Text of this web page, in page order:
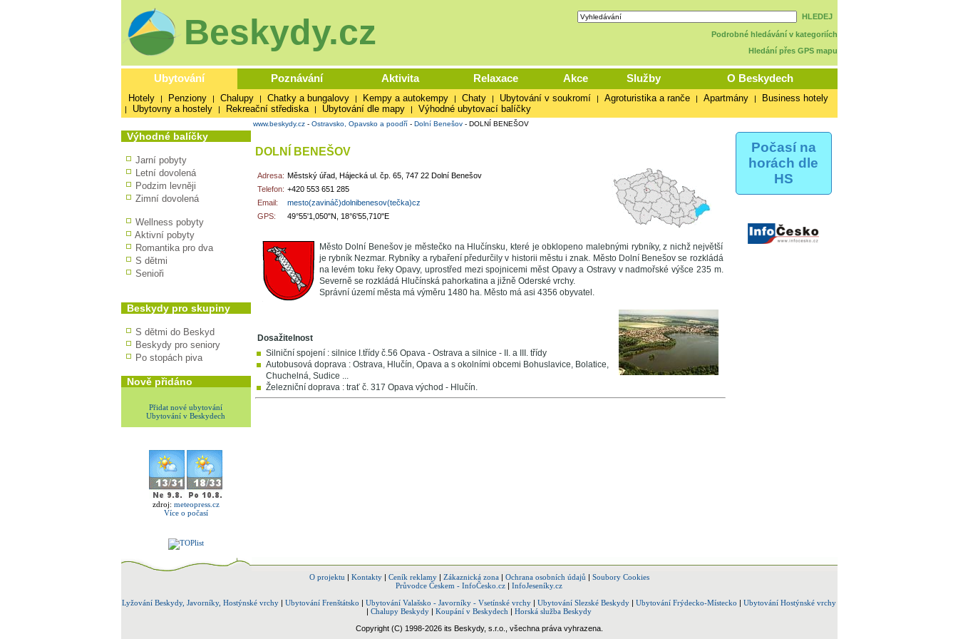
Beskydy.cz HLEDEJ
Podrobné hledávání v kategoriích
Hledání přes GPS mapu
Ubytování Poznávání Aktivita Relaxace Akce Služby O Beskydech
Hotely | Penziony | Chalupy | Chatky a bungalovy | Kempy a autokempy | Chaty | Ubytování v soukromí | Agroturistika a ranče | Apartmány | Business hotely
| Ubytovny a hostely | Rekreační střediska | Ubytování dle mapy | Výhodné ubytovací balíčky
Výhodné balíčky
Jarní pobyty
Letní dovolená
Podzim levněji
Zimní dovolená
Wellness pobyty
Aktivní pobyty
Romantika pro dva
S dětmi
Senioři
Beskydy pro skupiny
S dětmi do Beskyd
Beskydy pro seniory
Po stopách piva
Nově přidáno
Přidat nové ubytování
Ubytování v Beskydech
zdroj: meteopress.cz
Více o počasí
www.beskydy.cz- Ostravsko, Opavsko a poodří- Dolní Benešov- DOLNÍ BENEŠOV
DOLNÍ BENEŠOV
Adresa: Městský úřad, Hájecká ul. čp. 65, 747 22 Dolní Benešov
Telefon: +420 553 651 285
Email:
mesto(zavináč)dolnibenesov(tečka)cz
GPS:
49°55'1,050"N, 18°6'55,710"E
Město Dolní Benešov je městečko na Hlučínsku, které je obklopeno malebnými rybníky, z nichž největší
je rybník Nezmar. Rybníky a rybaření předurčily v historii městu i znak. Město Dolní Benešov se rozkládá
na levém toku řeky Opavy, uprostřed mezi spojnicemi měst Opavy a Ostravy v nadmořské výšce 235 m.
Severně se rozkládá Hlučínská pahorkatina a jižně Oderské vrchy.
Správní území města má výměru 1480 ha. Město má asi 4356 obyvatel.
Dosažitelnost
Silniční spojení : silnice I.třídy č.56 Opava - Ostrava a silnice - II. a III. třídy
Autobusová doprava : Ostrava, Hlučín, Opava a s okolními obcemi Bohuslavice, Bolatice,
Chuchelná, Sudice ...
Železniční doprava : trať č. 317 Opava východ - Hlučín.
Počasí na
horách dle
HS
O projektu | Kontakty| Ceník reklamy| Zákaznická zona| Ochrana osobních údajů | Soubory Cookies
Průvodce Českem - InfoČesko.cz | InfoJeseníky.cz
Lyžování Beskydy, Javorníky, Hostýnské vrchy | Ubytování Frenštátsko | Ubytování Valašsko - Javorníky - Vsetínské vrchy | Ubytování Slezské Beskydy | Ubytování Frýdecko-Místecko | Ubytování Hostýnské vrchy
| Chalupy Beskydy | Koupání v Beskydech | Horská služba Beskydy
Copyright (C) 1998-2026 its Beskydy, s.r.o., všechna práva vyhrazena.